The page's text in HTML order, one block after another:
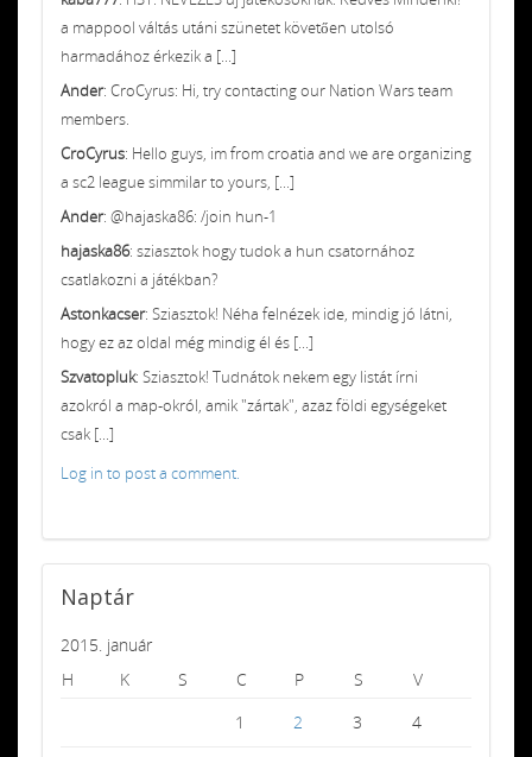
a mappool váltás utáni szünetet követően utolsó
harmadához érkezik a [...]
Ander: CroCyrus: Hi, try contacting our Nation Wars team
members.
CroCyrus: Hello guys, im from croatia and we are organizing
a sc2 league simmilar to yours, [...]
Ander: @hajaska86: /join hun-1
hajaska86: sziasztok hogy tudok a hun csatornához
csatlakozni a játékban?
Astonkacser: Sziasztok! Néha felnézek ide, mindig jó látni,
hogy ez az oldal még mindig él és [...]
Szvatopluk: Sziasztok! Tudnátok nekem egy listát írni
azokról a map-okról, amik "zártak", azaz földi egységeket
csak [...]
Log in to post a comment.
Naptár
2015. január
H
K S C P S
V
1
2 3 4